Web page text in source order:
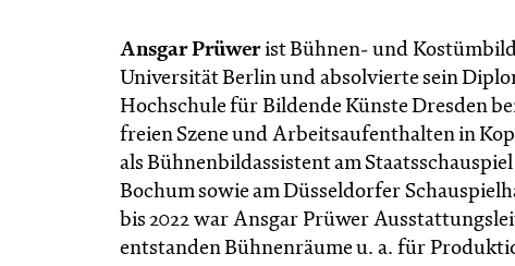
Ansgar Prüwerist Bühnen- und
Universität Berlin und absolvierte sein
Hochschule für Bildende Künste Dresden
freien Szene und Arbeitsaufenthalten in
als Bühnenbildassistent am
Bochum sowie am Düsseldorfer
bis 2022 war Ansgar Prüwer
entstanden Bühnenräume u. a. für